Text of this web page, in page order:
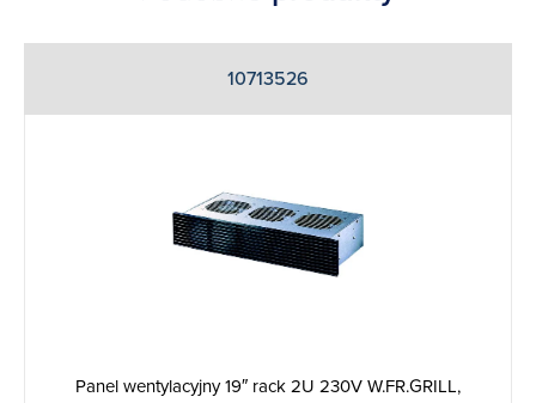
10713526
Panel wentylacyjny 19″ rack 2U 230V W.FR.GRILL,